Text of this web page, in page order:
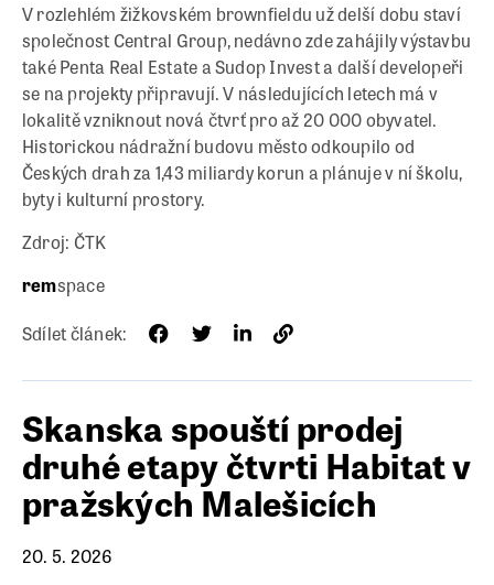
V rozlehlém žižkovském brownfieldu už delší dobu staví
společnost Central Group, nedávno zde zahájily výstavbu
také Penta Real Estate a Sudop Invest a další developeři
se na projekty připravují. V následujících letech má v
lokalitě vzniknout nová čtvrť pro až 20 000 obyvatel.
Historickou nádražní budovu město odkoupilo od
Českých drah za 1,43 miliardy korun a plánuje v ní školu,
byty i kulturní prostory.
Zdroj: ČTK
remspace
Sdílet článek:
Skanska spouští prodej
druhé etapy čtvrti Habitat v
pražských Malešicích
20. 5. 2026